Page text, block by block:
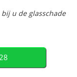
u de glasschade